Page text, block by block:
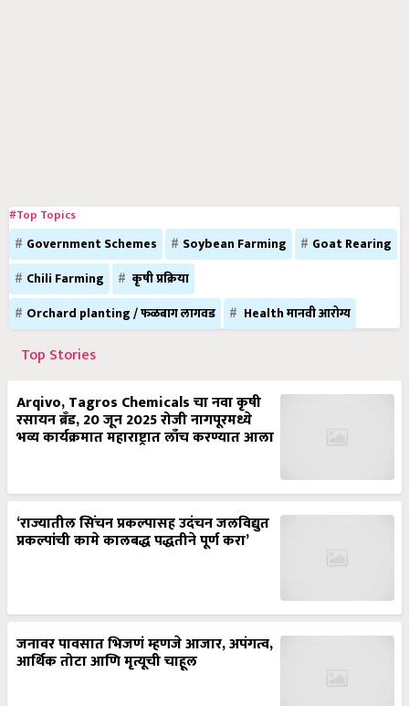
#Top Topics
Government Schemes Soybean Farming
Goat Rearing
Chili Farming
कृषी प्रक्रिया
Orchard planting / फळबाग लागवड
Health मानवी आरोग्य
Top Stories
Arqivo, Tagros Chemicals चा नवा कृषी
रसायन ब्रँड, 20 जून 2025 रोजी नागपूरमध्ये
भव्य कार्यक्रमात महाराष्ट्रात लाँच करण्यात आला
‘राज्यातील सिंचन प्रकल्पासह उदंचन जलविद्युत
प्रकल्पांची कामे कालबद्ध पद्धतीने पूर्ण करा’
जनावर पावसात भिजणं म्हणजे आजार, अपंगत्व,
आर्थिक तोटा आणि मृत्यूची चाहूल